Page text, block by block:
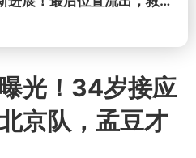
光！34岁接应
京队，孟豆才